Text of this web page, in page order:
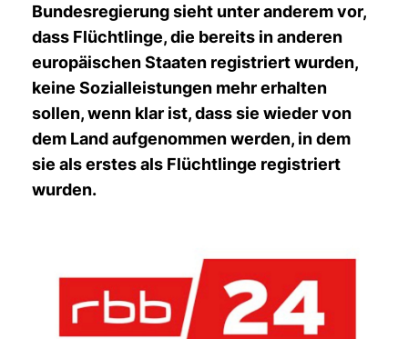
Bundesregierung sieht unter anderem vor,
dass Flüchtlinge, die bereits in anderen
europäischen Staaten registriert wurden,
keine Sozialleistungen mehr erhalten
sollen, wenn klar ist, dass sie wieder von
dem Land aufgenommen werden, in dem
sie als erstes als Flüchtlinge registriert
wurden.